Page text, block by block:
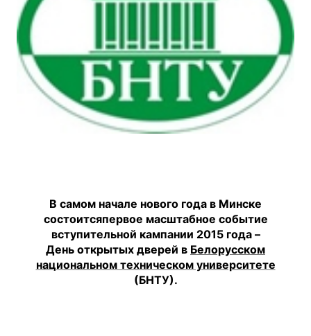
В самом начале нового года в Минске
состоитсяпервое масштабное событие
вступительной кампании 2015 года –
День открытых дверей в Белорусском
национальном техническом университете
(БНТУ).